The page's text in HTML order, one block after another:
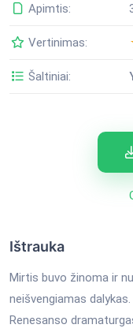
Apimtis:
Vertinimas:
Šaltiniai:
Ištrauka
Mirtis buvo žinoma ir
neišvengiamas dalykas.
Renesanso